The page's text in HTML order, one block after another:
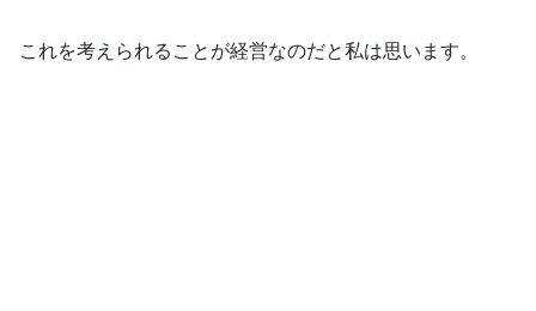
これを考えられることが経営なのだと私は思います。